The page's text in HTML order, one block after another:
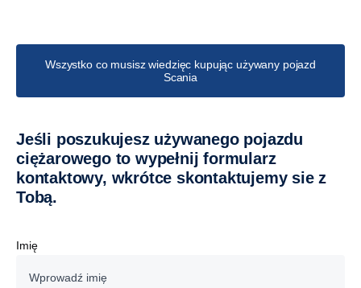
Wszystko co musisz wiedzięc kupując używany pojazd
Scania
Jeśli poszukujesz używanego pojazdu
ciężarowego to wypełnij formularz
kontaktowy, wkrótce skontaktujemy sie z
Tobą.
Imię